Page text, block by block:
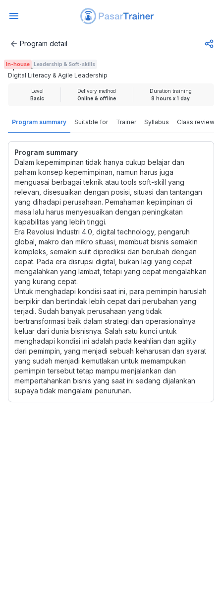
Digital Literacy & Agile Leadership
Program detail
Program summary Suitable for Trainer Syllabus Class review
Program summary
Dalam kepemimpinan tidak hanya cukup belajar dan
paham konsep kepemimpinan, namun harus juga
menguasai berbagai teknik atau tools soft-skill yang
relevan, disesuaikan dengan posisi, situasi dan tantangan
yang dihadapi perusahaan. Pemahaman kepimpinan di
masa lalu harus menyesuaikan dengan peningkatan
kapabilitas yang lebih tinggi.
Era Revolusi Industri 4.0, digital technology, pengaruh
global, makro dan mikro situasi, membuat bisnis semakin
kompleks, semakin sulit diprediksi dan berubah dengan
cepat. Pada era disrupsi digital, bukan lagi yang cepat
mengalahkan yang lambat, tetapi yang cepat mengalahkan
yang kurang cepat.
Untuk menghadapi kondisi saat ini, para pemimpin haruslah
berpikir dan bertindak lebih cepat dari perubahan yang
terjadi. Sudah banyak perusahaan yang tidak
bertransformasi baik dalam strategi dan operasionalnya
keluar dari dunia bisnisnya. Salah satu kunci untuk
menghadapi kondisi ini adalah pada keahlian dan agility
dari pemimpin, yang menjadi sebuah keharusan dan syarat
yang sudah menjadi kemutlakan untuk memampukan
pemimpin tersebut tetap mampu menjalankan dan
mempertahankan bisnis yang saat ini sedang dijalankan
supaya tidak mengalami penurunan.
In-house Leadership & Soft-skills
Digital Literacy & Agile Leadership
Rp 2.000.000
Level
Basic
Delivery method
Online & offline
Duration training
8 hours x 1 day